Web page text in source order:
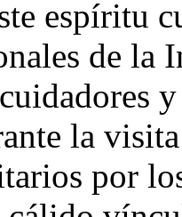
espíritu
de la
la
por